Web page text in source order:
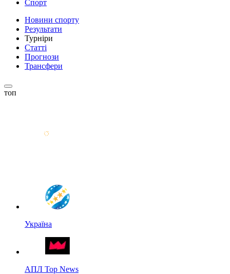
Спорт
Новини спорту
Результати
Турніри
Статті
Прогнози
Трансфери
топ
Україна
АПЛ Top News